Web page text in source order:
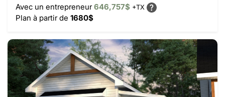
Avec un entrepreneur646,757$ +TX
Plan à partir de 1680$